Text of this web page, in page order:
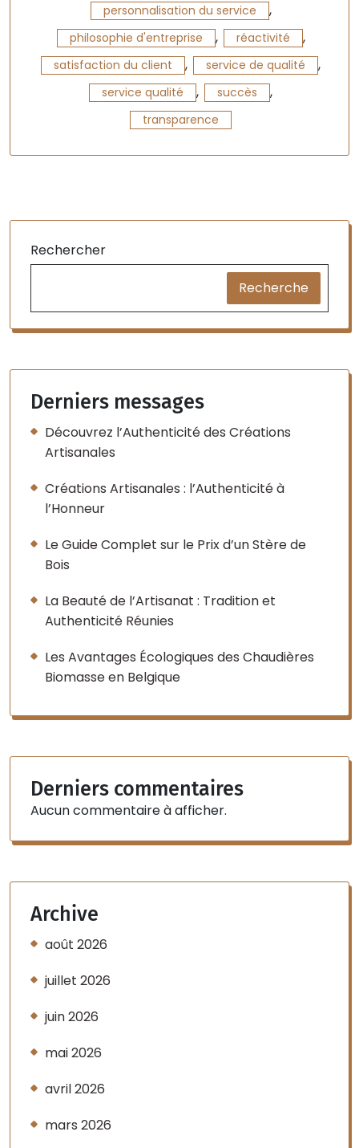
personnalisation du service ,
philosophie d'entreprise , réactivité ,
satisfaction du client , service de qualité ,
service qualité , succès ,
transparence
Rechercher
Recherche
Derniers messages
Découvrez l’Authenticité des Créations
Artisanales
Créations Artisanales : l’Authenticité à
l’Honneur
Le Guide Complet sur le Prix d’un Stère de
Bois
La Beauté de l’Artisanat : Tradition et
Authenticité Réunies
Les Avantages Écologiques des Chaudières
Biomasse en Belgique
Derniers commentaires
Aucun commentaire à afficher.
Archive
août 2026
juillet 2026
juin 2026
mai 2026
avril 2026
mars 2026